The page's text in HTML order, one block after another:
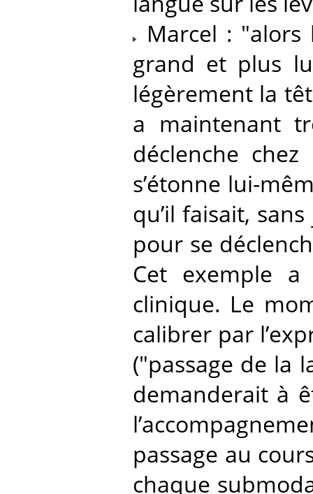
Marcel : "alors
grand et plus
légèrement la
a maintenant
déclenche
s’étonne lui-
qu’il faisait,
pour se
Cet exemple
clinique. Le
calibrer par
("passage de la
demanderait à
passage au
chaque